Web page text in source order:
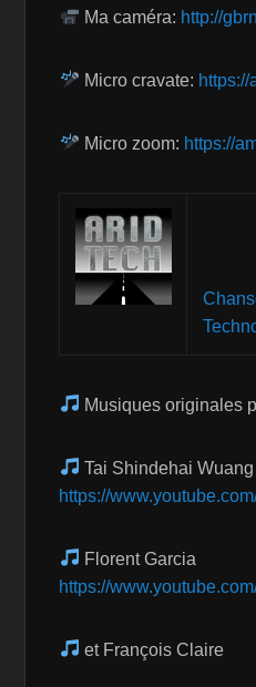
Ma caméra: http://
Micro cravate:
Micro zoom: https://
Musiques originales
Tai Shindehai Wuang
https://
Florent Garcia
https://
et François Claire